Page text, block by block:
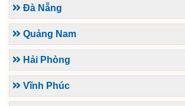
Đà Nẵng
Quảng Nam
Hải Phòng
Vĩnh Phúc